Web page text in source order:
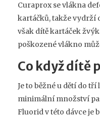
Curaprox se vlákna
kartáčků, takže vydrží
však dítě kartáček
poškozené vlákno
Co když dítě
Je to běžné u dětí do
minimální množství
Fluorid v této dávce je